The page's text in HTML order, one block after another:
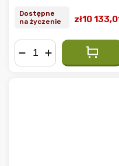
Dostępne
na życzenie
zł10